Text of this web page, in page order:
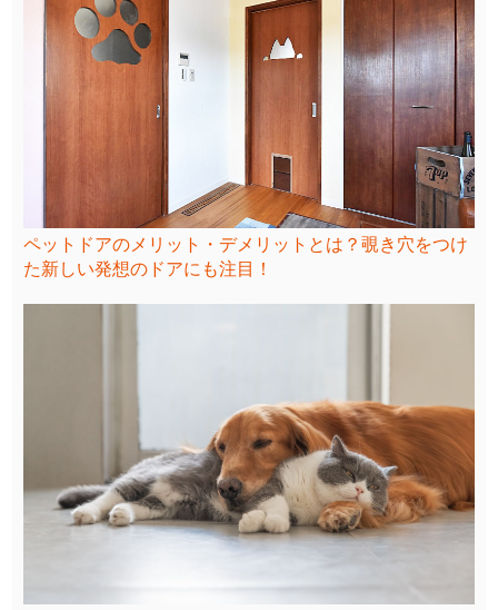
ペットドアのメリット・デメリットとは？覗き穴をつけ
た新しい発想のドアにも注目！